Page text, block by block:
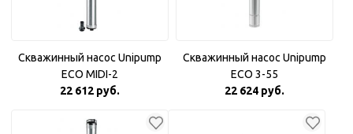
Скважинный насос Unipump
ECO MIDI-2
22 612 руб.
Скважинный насос Unipump
ECO 3-55
22 624 руб.